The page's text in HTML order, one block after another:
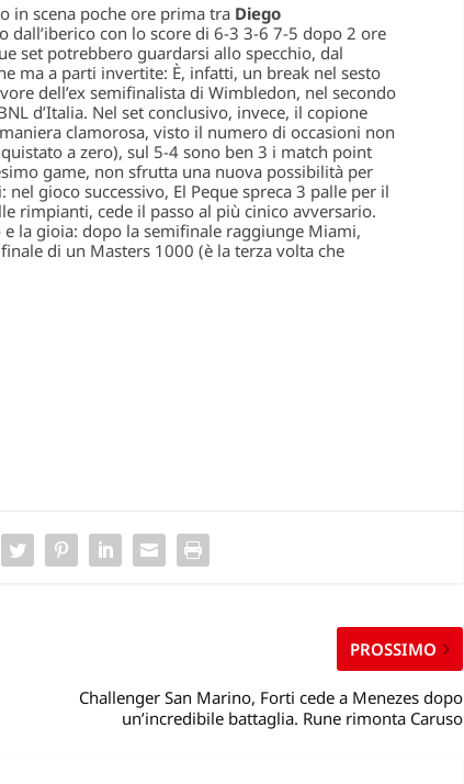
in scena poche ore prima tra Diego
dall’iberico con lo score di 6-3 3-6 7-5 dopo 2 ore
set potrebbero guardarsi allo specchio, dal
ma a parti invertite: È, infatti, un break nel sesto
dell’ex semifinalista di Wimbledon, nel secondo
d’Italia. Nel set conclusivo, invece, il copione
clamorosa, visto il numero di occasioni non
a zero), sul 5-4 sono ben 3 i match point
game, non sfrutta una nuova possibilità per
gioco successivo, El Peque spreca 3 palle per il
rimpianti, cede il passo al più cinico avversario.
la gioia: dopo la semifinale raggiunge Miami,
di un Masters 1000 (è la terza volta che
PROSSIMO
Challenger San Marino, Forti cede a Menezes dopo
un’incredibile battaglia. Rune rimonta Caruso